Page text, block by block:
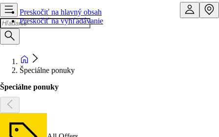
Preskočiť na hlavný obsah
Preskočiť na vyhľadávanie
Špeciálne ponuky
Špeciálne ponuky